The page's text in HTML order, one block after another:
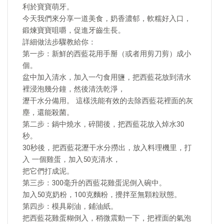
利於寶寶萌牙。
今天我們來分享一道美食，奶香濃郁，軟糯好入口，
鍛煉寶寶咀嚼，促進牙齒生長。
詳細做法步驟教給你：
第一步：新鮮的西藍花用手掰（或者用剪刀剪）成小
個。
盆中加入清水，加入一勺食用鹽，把西藍花放到清水
裡浸泡幾分鐘，然後清洗乾淨，
瀝干水分備用。 這樣洗能有效的去除西藍花裡面的灰
塵，還能殺菌。
第二步：鍋中燒水，碎開後，把西藍花放入焯水30
秒。
30秒後，把西藍花瀝干水分撈出，放入料理機里，打
入 一個雞蛋，加入50克清水，
把它們打成泥。
第三步：300毫升的西藍花雞蛋泥倒入碗中。
加入50克奶粉，100克麵粉，攪拌至無顆粒狀態。
第四步：模具刷油，鋪油紙。
把西藍花雞蛋糊倒入，稍微震動一下，把裡面的氣泡